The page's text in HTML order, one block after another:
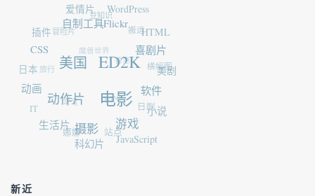
电影
ED2K
美国
动作片
摄影 游戏
软件
喜剧片
Flickr
自制工具
CSS
动画
生活片
科幻片 JavaScript
小说
美剧
HTML
WordPress
爱情片
插件
日本
IT
娜娜 站点
日剧
横幅图
搬运
豆知识
冒险片
旅行
弯弯 WIN7
香港
魔兽世界
新近